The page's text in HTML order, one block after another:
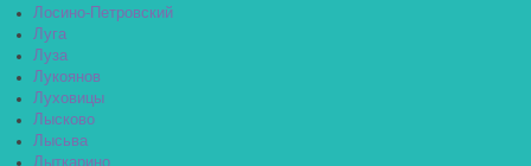
Лосино-Петровский
Луга
Луза
Лукоянов
Луховицы
Лысково
Лысьва
Лыткарино